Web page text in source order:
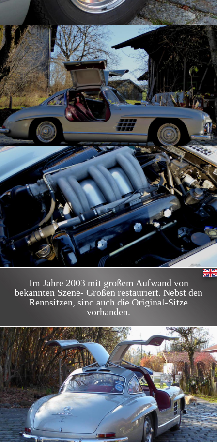
Im Jahre 2003 mit großem Aufwand von
bekannten Szene- Größen restauriert. Nebst den
Rennsitzen, sind auch die Original-Sitze
vorhanden.